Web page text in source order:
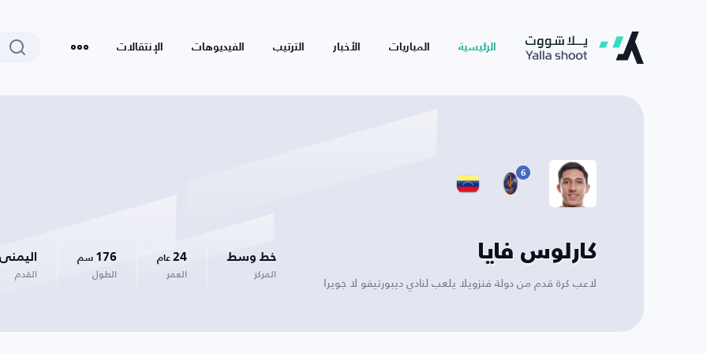
الرئيسية المباريات الأخبار الترتيب الفيديوهات الإنتقالات
6
كارلوس فايا
لاعب كرة قدم من دولة فنزويلا يلعب لنادي ديبورتيفو لا جويرا
خط وسط
المركز
24 عام
العمر
176 سم
الطول
اليمنى
القدم